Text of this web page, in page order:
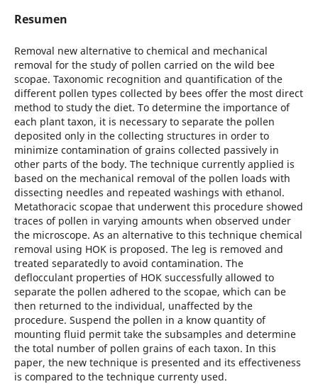
Resumen
Removal new alternative to chemical and mechanical
removal for the study of pollen carried on the wild bee
scopae. Taxonomic recognition and quantification of the
different pollen types collected by bees offer the most direct
method to study the diet. To determine the importance of
each plant taxon, it is necessary to separate the pollen
deposited only in the collecting structures in order to
minimize contamination of grains collected passively in
other parts of the body. The technique currently applied is
based on the mechanical removal of the pollen loads with
dissecting needles and repeated washings with ethanol.
Metathoracic scopae that underwent this procedure showed
traces of pollen in varying amounts when observed under
the microscope. As an alternative to this technique chemical
removal using HOK is proposed. The leg is removed and
treated separatedly to avoid contamination. The
deflocculant properties of HOK successfully allowed to
separate the pollen adhered to the scopae, which can be
then returned to the individual, unaffected by the
procedure. Suspend the pollen in a know quantity of
mounting fluid permit take the subsamples and determine
the total number of pollen grains of each taxon. In this
paper, the new technique is presented and its effectiveness
is compared to the technique currenty used.